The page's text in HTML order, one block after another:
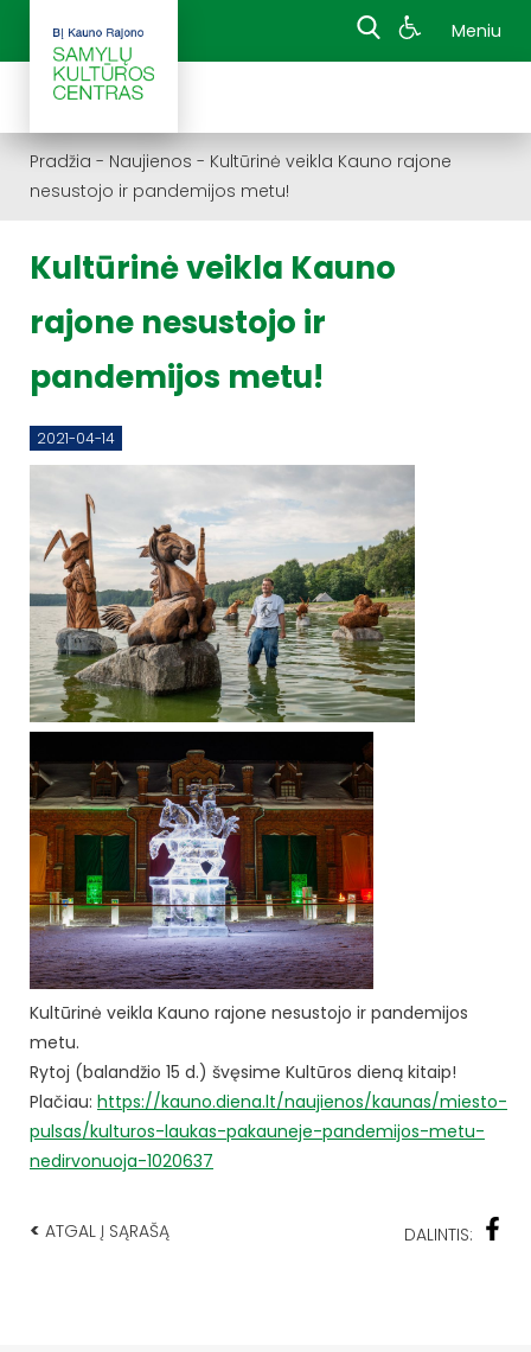
Meniu
Pradžia - Naujienos - Kultūrinė veikla Kauno rajone
nesustojo ir pandemijos metu!
Kultūrinė veikla Kauno
rajone nesustojo ir
pandemijos metu!
2021-04-14
Kultūrinė veikla Kauno rajone nesustojo ir pandemijos
metu.
Rytoj (balandžio 15 d.) švęsime Kultūros dieną kitaip!
Plačiau: https://kauno.diena.lt/naujienos/kaunas/miesto-
pulsas/kulturos-laukas-pakauneje-pandemijos-metu-
nedirvonuoja-1020637
< ATGAL Į SĄRAŠĄ DALINTIS: